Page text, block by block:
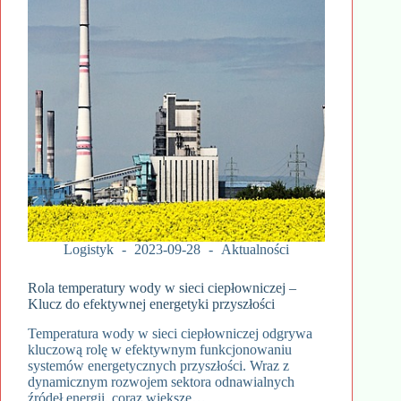
Logistyk 2023-09-28 Aktualności
Rola temperatury wody w sieci ciepłowniczej –
Klucz do efektywnej energetyki przyszłości
Temperatura wody w sieci ciepłowniczej odgrywa
kluczową rolę w efektywnym funkcjonowaniu
systemów energetycznych przyszłości. Wraz z
dynamicznym rozwojem sektora odnawialnych
źródeł energii, coraz większe…